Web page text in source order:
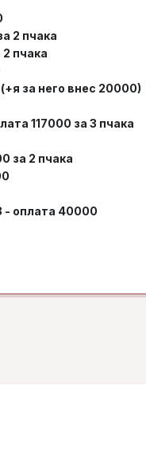
2 пчака
2 пчака
за него внес 20000)
117000 за 3 пчака
за 2 пчака
- оплата 40000